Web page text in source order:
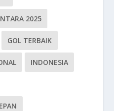
2025
GOL TERBAIK
INDONESIA